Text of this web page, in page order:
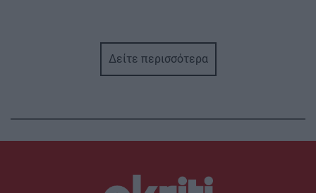
Δείτε περισσότερα